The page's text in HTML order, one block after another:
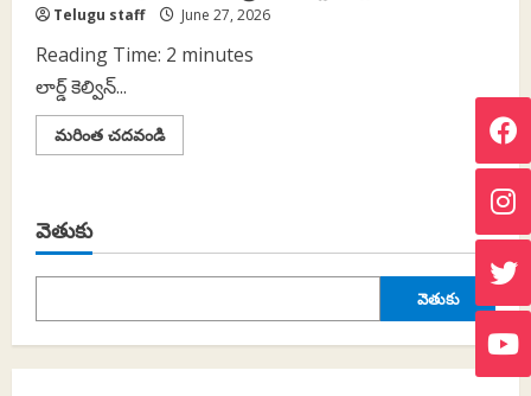
Telugu staff June 27, 2026
Reading Time: 2 minutes
లార్డ్ కెల్విన్...
మరింత చదవండిRead
more
లార్డ్
వెతుకు
వెతుకు